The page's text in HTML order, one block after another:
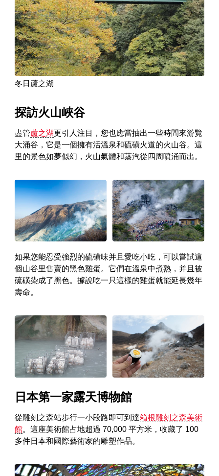
冬日蘆之湖
探訪火山峽谷
盡管蘆之湖更引人注目，您也應當抽出一些時間來游覽
大涌谷，它是一個擁有活溫泉和硫磺火道的火山谷。這
里的景色如夢似幻，火山氣體和蒸汽從四周噴涌而出。
如果您能忍受強烈的硫磺味并且愛吃小吃，可以嘗試這
個山谷里售賣的黑色雞蛋。它們在溫泉中煮熟，并且被
硫磺染成了黑色。據說吃一只這樣的雞蛋就能延長幾年
壽命。
日本第一家露天博物館
從雕刻之森站步行一小段路即可到達箱根雕刻之森美術
館。這座美術館占地超過 70,000 平方米，收藏了 100
多件日本和國際藝術家的雕塑作品。